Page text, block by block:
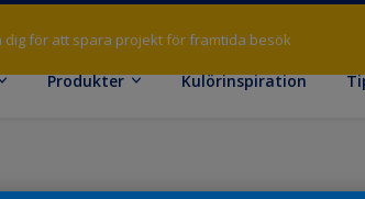
dig för att spara projekt för framtida besök
Produkter Kulörinspiration